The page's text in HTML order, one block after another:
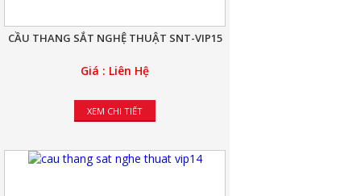
CẦU THANG SẮT NGHỆ THUẬT SNT-VIP15
Giá : Liên Hệ
XEM CHI TIẾT